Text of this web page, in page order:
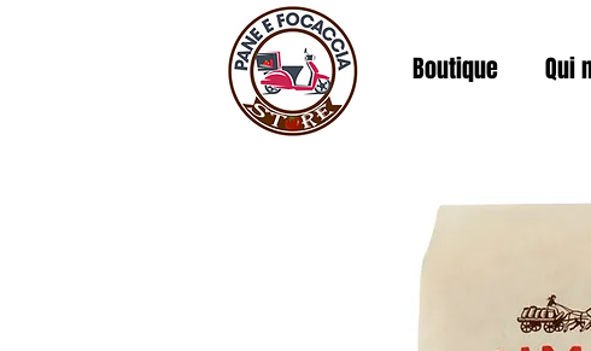
Boutique Qui